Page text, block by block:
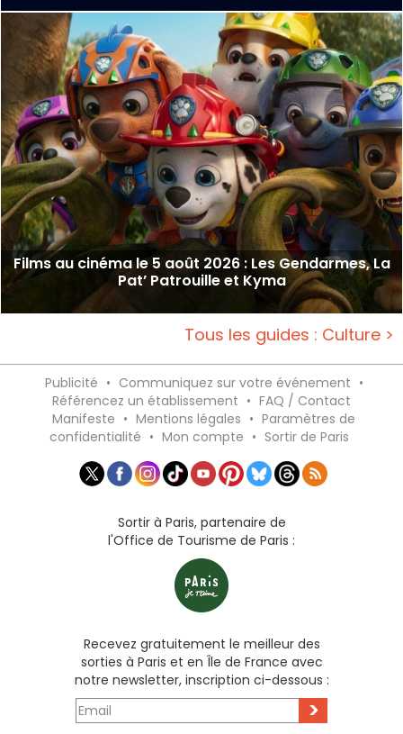
Films au cinéma le 5 août 2026 : Les Gendarmes, La
Pat’ Patrouille et Kyma
Tous les guides : Culture >
Publicité • Communiquez sur votre événement •
Référencez un établissement • FAQ / Contact
Manifeste • Mentions légales • Paramètres de
confidentialité • Mon compte • Sortir de Paris
Sortir à Paris, partenaire de
l'Office de Tourisme de Paris :
Recevez gratuitement le meilleur des
sorties à Paris et en Île de France avec
notre newsletter, inscription ci-dessous :
>